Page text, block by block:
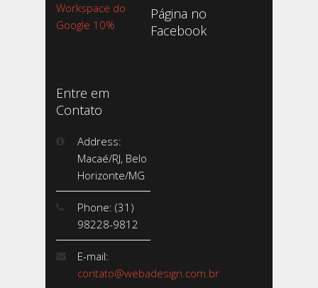
Workspace do
Google 10%
Página no
Facebook
Entre em
Contato
Address:
Macaé/RJ, Belo
Horizonte/MG
Phone: (31)
98228-9812
E-mail:
contato@webadesign.com.br